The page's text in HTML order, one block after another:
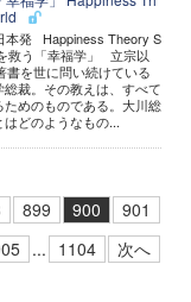
本発 Happiness Theory S
救う「幸福学」 立宗以
書を世に問い続けている
裁。その教えは、すべて
ためのものである。大川総
どのようなもの...
899 900
901
... 1104 次へ